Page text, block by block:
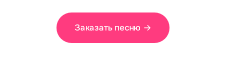
Заказать песню →